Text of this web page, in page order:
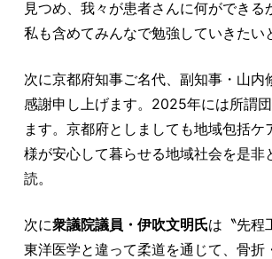
見つめ、我々が患者さんに何ができる
私も含めてみんなで勉強していきたい
次に京都府知事ご名代、副知事・山
感謝申し上げます。2025年には所謂
ます。京都府としましても地域包括
様が安心して暮らせる地域社会を是
読。
次に衆議院議員・伊吹文明氏は〝先程
東洋医学と違って柔道を通じて、骨